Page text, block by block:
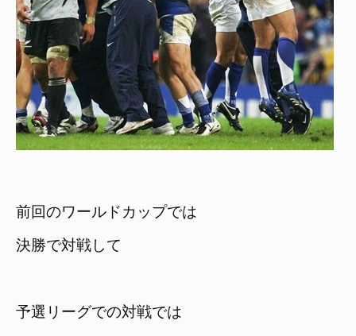
前回のワールドカップでは
予選リーグでの対戦では